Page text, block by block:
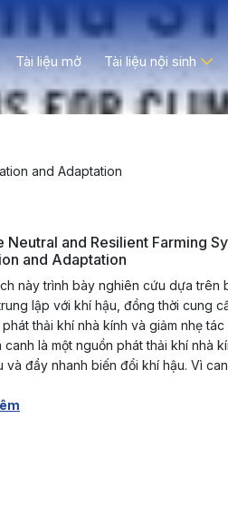
Tài liệu mở Tài liệu nội sinh
and Adaptation
Neutral and Resilient Farming
and Adaptation
này trình bày nghiên cứu dựa
lập với khí hậu, đồng thời cung
thải khí nhà kính và giảm nhẹ
canh là một nguồn phát thải khí
và đẩy nhanh biến đổi khí hậu. Vì